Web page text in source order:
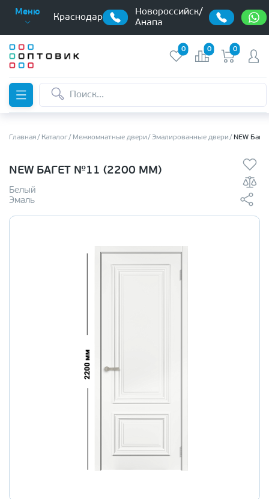
Меню
Краснодар
Новороссийск/
Анапа
0 0 0
Главная Каталог Межкомнатные двери Эмалированные двери NEW
NEW БАГЕТ №11 (2200 ММ)
Белый
Эмаль